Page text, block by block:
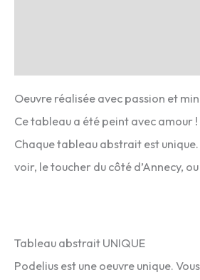
Oeuvre réalisée avec passion et
Ce tableau a été peint avec amour !
Chaque tableau abstrait est
voir, le toucher du côté d’Annecy,
Tableau abstrait UNIQUE
Podelius est une oeuvre unique.